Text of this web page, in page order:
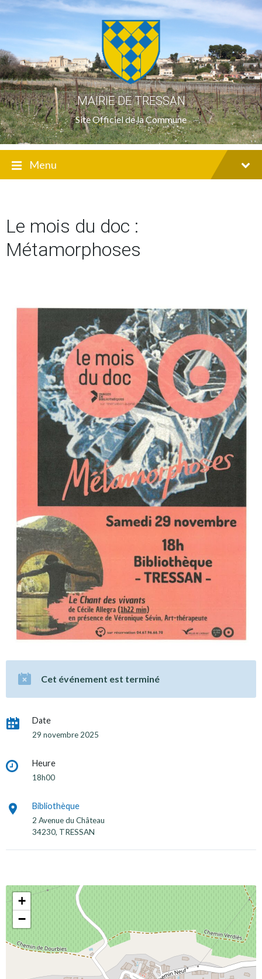
Skip
to
Skip
to
navigation
Skip
to
MAIRIE DE TRESSAN
Site Officiel de la Commune
Menu
Le mois du doc :
Métamorphoses
Cet événement est terminé
Date
29 novembre 2025
Heure
18h00
Bibliothèque
2 Avenue du Château
34230, TRESSAN
+
−